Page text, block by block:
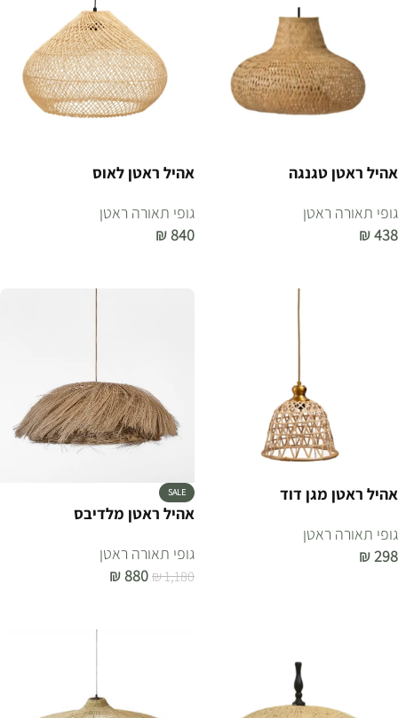
אהיל ראטן טגנגה
גופי תאורה ראטן
₪438
אהיל ראטן לאוס
גופי תאורה ראטן
₪840
אהיל ראטן מגן דוד
גופי תאורה ראטן
₪298
SALE
אהיל ראטן מלדיבס
גופי תאורה ראטן
₪1,180
₪880